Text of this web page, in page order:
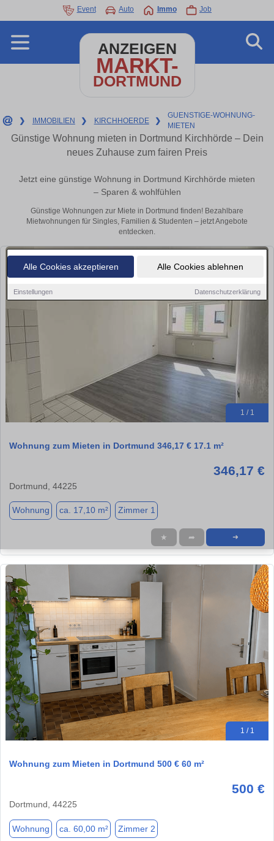
Alle Cookies akzeptieren Alle Cookies ablehnen
Einstellungen Datenschutzerklärung
Event Auto Immo Job
ANZEIGEN
MARKT-
DORTMUND
❯ IMMOBILIEN ❯ KIRCHHOERDE ❯
GUENSTIGE-WOHNUNG-
MIETEN
Günstige Wohnung mieten in Dortmund Kirchhörde – Dein
neues Zuhause zum fairen Preis
Jetzt eine günstige Wohnung in Dortmund Kirchhörde mieten
– Sparen & wohlfühlen
Günstige Wohnungen zur Miete in Dortmund finden! Bezahlbare
Mietwohnungen für Singles, Familien & Studenten – jetzt Angebote
entdecken.
1 / 1
Wohnung zum Mieten in Dortmund 346,17 € 17.1 m²
346,17 €
Dortmund, 44225
Wohnung ca. 17,10 m² Zimmer 1
★ ➦ ➜
1 / 1
Wohnung zum Mieten in Dortmund 500 € 60 m²
500 €
Dortmund, 44225
Wohnung ca. 60,00 m² Zimmer 2